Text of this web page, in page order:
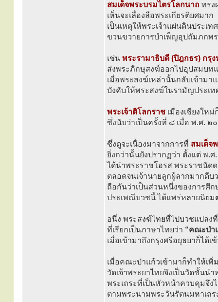
สมเด็จพระบรมไตรโลกนาถ ทรง
เห็นจะเลื่องลือพระเกียรติยศมาก
เป็นเหตุให้พระเจ้าแผ่นดินประเท
ขวนขวายการบำเพ็ญอุปถัมภกพร
เช่น พระรามาธิบดี (ปิฎกธร) กรุง
ส่งพระภิกษุสงฆ์ออกไปอุปสมบท
เมื่อพระสงฆ์เหล่านั้นกลับเข้ามา
บังคับให้พระสงฆ์ในรามัญประเ
พระเจ้าติโลกราช เมืองเชียงให
ซึ่งนับว่าเป็นครั้งที่ ๘ เมื่อ พ.ศ. ๒
ซึ่งดูจะเนื่องมาจากการที่ สมเด็จ
ยิ่งกว่านั้นยังปรากฏว่า ตั้งแต่ พ.
ได้นำพระราชโอรส พระราชนัด
ตลอดจนเจ้านายลูกผู้ลากมากดี
ถือกันว่าเป็นส่วนหนึ่งของการศึก
ประเพณีบวชนี้ ได้แพร่หลายนิย
อนึ่ง พระสงฆ์ไทยที่ไปบวชแปลง
ที่เรียกเป็นภาษาไทยว่า “คณะป่า
เมื่อเข้ามาถึงกรุงศรีอยุธยาก็ได้
เมื่อคณะป่าแก้วเข้ามาก็ทำให้เ
วัดเจ้าพระยาไทยจึงเป็นวัดชั้นน
พระเถระที่เป็นหัวหน้าควบคุมจึง
ตามพระนามพระวันรัตนมหาเถร